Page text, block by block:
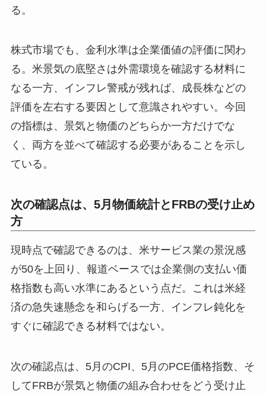
る。
株式市場でも、金利水準は企業価値の評価に関わ
る。米景気の底堅さは外需環境を確認する材料に
なる一方、インフレ警戒が残れば、成長株などの
評価を左右する要因として意識されやすい。今回
の指標は、景気と物価のどちらか一方だけでな
く、両方を並べて確認する必要があることを示し
ている。
次の確認点は、5月物価統計とFRBの受け止め
方
現時点で確認できるのは、米サービス業の景況感
が50を上回り、報道ベースでは企業側の支払い価
格指数も高い水準にあるという点だ。これは米経
済の急失速懸念を和らげる一方、インフレ鈍化を
すぐに確認できる材料ではない。
次の確認点は、5月のCPI、5月のPCE価格指数、そ
してFRBが景気と物価の組み合わせをどう受け止